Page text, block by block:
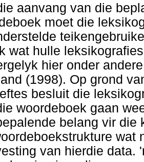
aanvang van die
moet die
wat hulle
hier onder
(1998). Op grond
besluit die
woordeboek gaan
belang vir die
wat
van hierdie data.